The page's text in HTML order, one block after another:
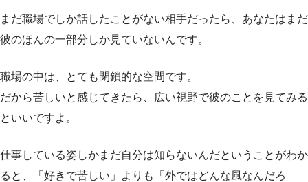
まだ職場でしか話したことがない相手だったら、あなたはまだ
彼のほんの一部分しか見ていないんです。
職場の中は、とても閉鎖的な空間です。
だから苦しいと感じてきたら、広い視野で彼のことを見てみる
といいですよ。
仕事している姿しかまだ自分は知らないんだということがわか
ると、「好きで苦しい」よりも「外ではどんな風なんだろ